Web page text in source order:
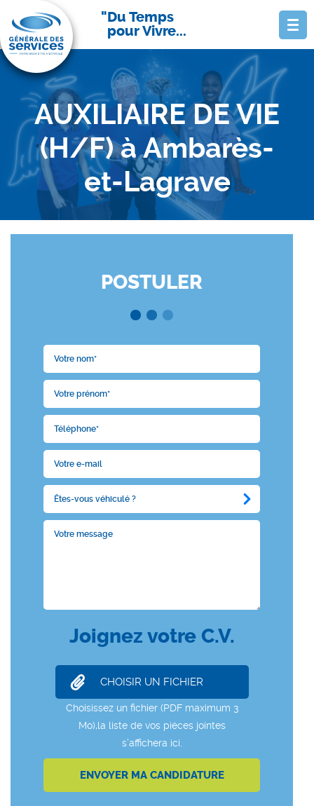
Du Temps
pour Vivre...
AUXILIAIRE DE VIE
(H/F) à Ambarès-
et-Lagrave
POSTULER
Joignez votre C.V.